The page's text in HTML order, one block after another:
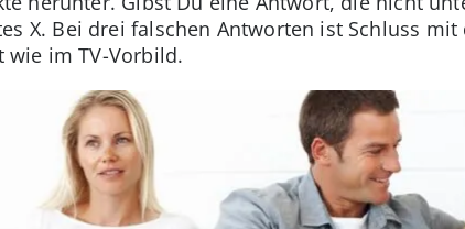
X. Bei drei falschen Antworten ist Schluss
wie im TV-Vorbild.